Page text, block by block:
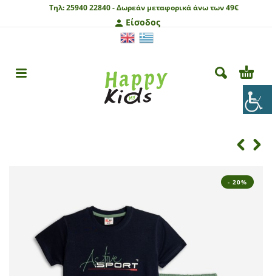
Τηλ:25940 22840 -Δωρεάν μεταφορικά άνω των 49€
Είσοδος
- 20%